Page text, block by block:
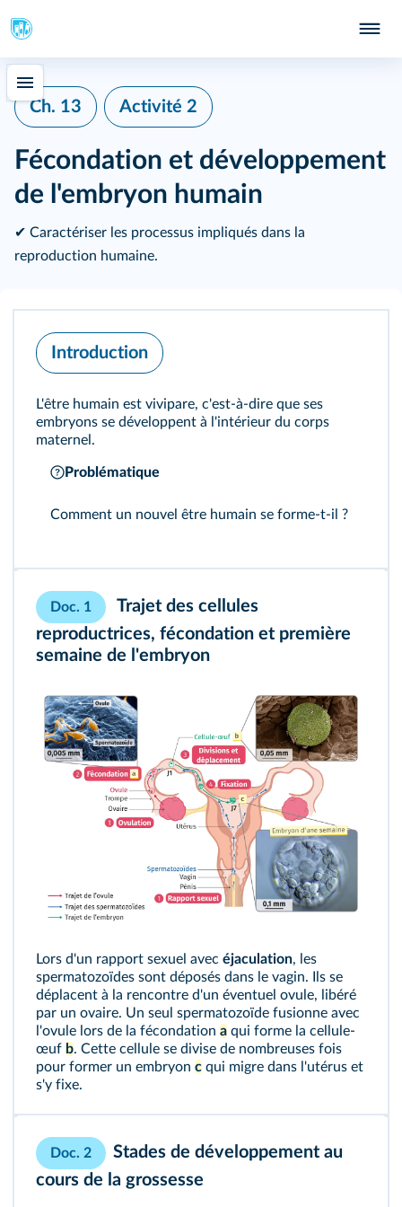
Ch. 13 Activité 2
Fécondation et développement
de l'embryon humain
✔ Caractériser les processus impliqués dans la
reproduction humaine.
Introduction
L'être humain est vivipare, c'est-à-dire que ses
embryons se développent à l'intérieur du corps
maternel.
Problématique
Comment un nouvel être humain se forme-t-il ?
Doc. 1
Trajet des cellules
reproductrices, fécondation et première
semaine de l'embryon
Lors d'un rapport sexuel avec éjaculation, les
spermatozoïdes sont déposés dans le vagin. Ils se
déplacent à la rencontre d'un éventuel ovule, libéré
par un ovaire. Un seul spermatozoïde fusionne avec
l'ovule lors de la fécondation a qui forme la cellule-
œuf b. Cette cellule se divise de nombreuses fois
pour former un embryon c qui migre dans l'utérus et
s'y fixe.
Doc. 2
Stades de développement au
cours de la grossesse